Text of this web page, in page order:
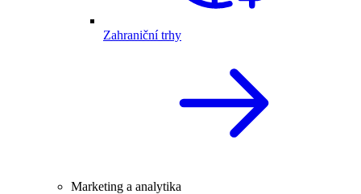
Zahraniční trhy
Marketing a analytika